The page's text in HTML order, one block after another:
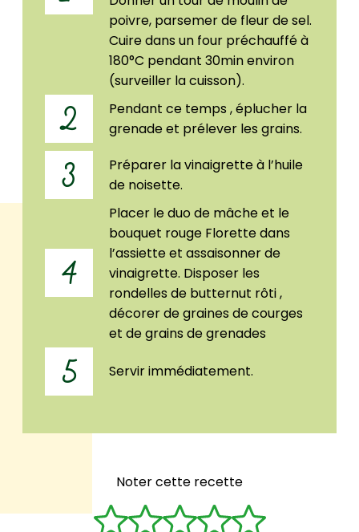
poivre, parsemer de fleur de sel.
Cuire dans un four préchauffé à
180°C pendant 30min environ
(surveiller la cuisson).
2
Pendant ce temps , éplucher la
grenade et prélever les grains.
3
Préparer la vinaigrette à l’huile
de noisette.
4
Placer le duo de mâche et le
bouquet rouge Florette dans
l’assiette et assaisonner de
vinaigrette. Disposer les
rondelles de butternut rôti ,
décorer de graines de courges
et de grains de grenades
5 Servir immédiatement.
Noter cette recette